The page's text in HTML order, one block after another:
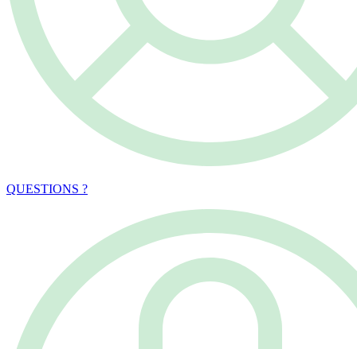
QUESTIONS ?